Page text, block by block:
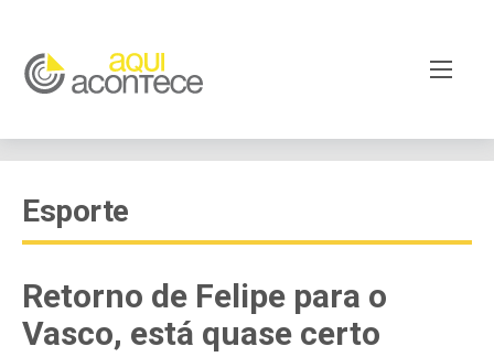
Esporte
Retorno de Felipe para o
Vasco, está quase certo